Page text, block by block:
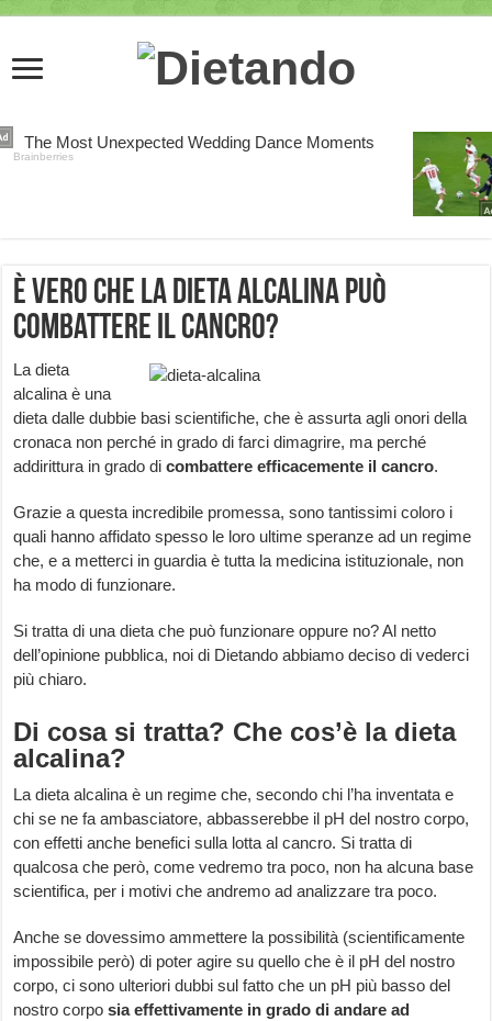
È vero che la dieta alcalina può
combattere il cancro?
La dieta
alcalina è una
dieta dalle dubbie basi scientifiche, che è assurta agli onori della
cronaca non perché in grado di farci dimagrire, ma perché
addirittura in grado dicombattere efficacemente il cancro.
Grazie a questa incredibile promessa, sono tantissimi coloro i
quali hanno affidato spesso le loro ultime speranze ad un regime
che, e a metterci in guardia è tutta la medicina istituzionale, non
ha modo di funzionare.
Si tratta di una dieta che può funzionare oppure no? Al netto
dell’opinione pubblica, noi di Dietando abbiamo deciso di vederci
più chiaro.
Di cosa si tratta? Che cos’è la dieta
alcalina?
La dieta alcalina è un regime che, secondo chi l’ha inventata e
chi se ne fa ambasciatore, abbasserebbe il pH del nostro corpo,
con effetti anche benefici sulla lotta al cancro. Si tratta di
qualcosa che però, come vedremo tra poco, non ha alcuna base
scientifica, per i motivi che andremo ad analizzare tra poco.
Anche se dovessimo ammettere la possibilità (scientificamente
impossibile però) di poter agire su quello che è il pH del nostro
corpo, ci sono ulteriori dubbi sul fatto che un pH più basso del
nostro corposia effettivamente in grado di andare ad